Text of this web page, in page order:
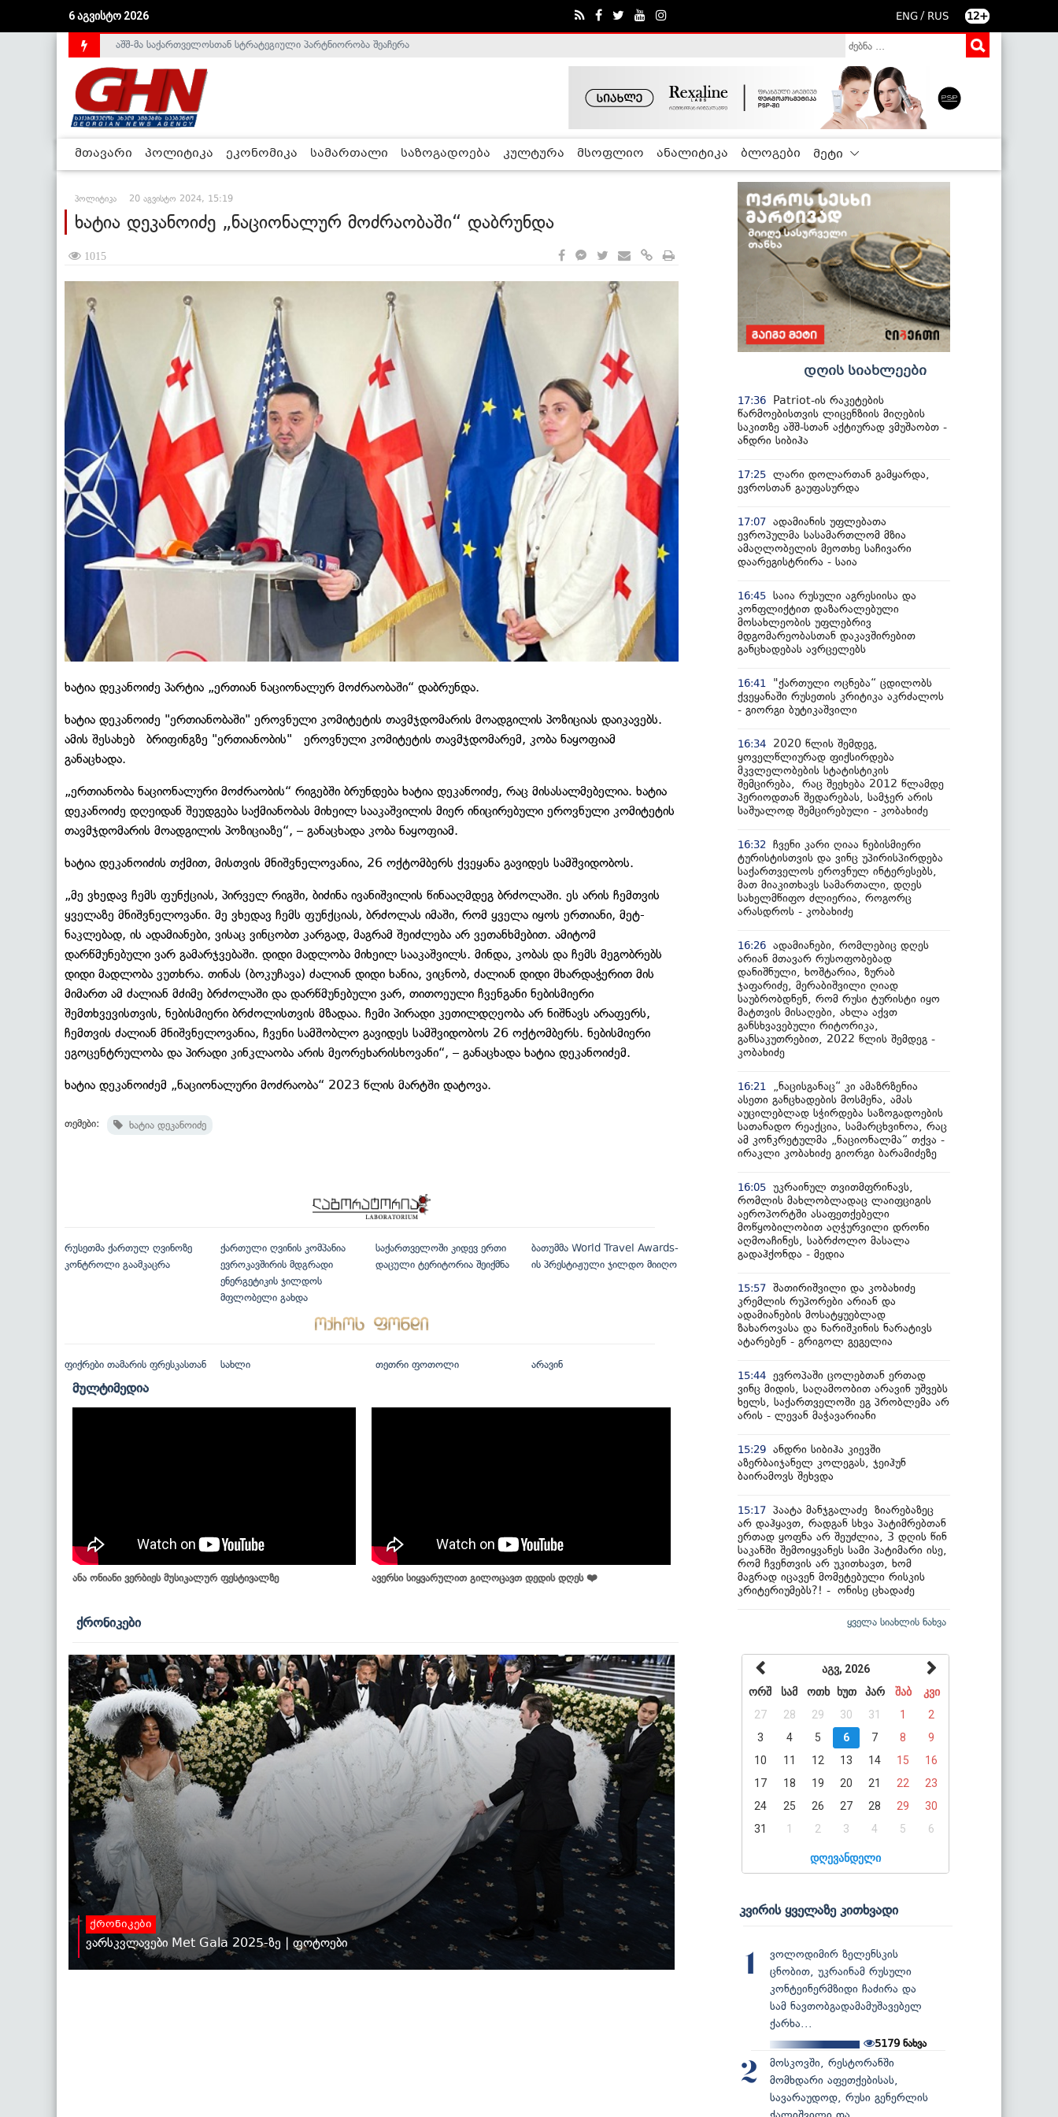
6 აგვისტო 2026 ENG / RUS 12+
საქართველოს დე-ფაქტო მთავრობა არალეგიტიმურია - ჰელსინკის კომისია
მთავარი პოლიტიკა ეკონომიკა სამართალი საზოგადოება კულტურა მსოფლიო ანალიტიკა ბლოგები მეტი
პოლიტიკა 20 აგვისტო 2024, 15:19
ხატია დეკანოიძე „ნაციონალურ მოძრაობაში“ დაბრუნდა
1015
ხატია დეკანოიძე პარტია „ერთიან ნაციონალურ მოძრაობაში“ დაბრუნდა.
ხატია დეკანოიძე "ერთიანობაში" ეროვნული კომიტეტის თავმჯდომარის მოადგილის პოზიციას დაიკავებს.
ამის შესახებ ბრიფინგზე "ერთიანობის" ეროვნული კომიტეტის თავმჯდომარემ, კობა ნაყოფიამ
განაცხადა.
„ერთიანობა ნაციონალური მოძრაობის“ რიგებში ბრუნდება ხატია დეკანოიძე, რაც მისასალმებელია. ხატია
დეკანოიძე დღეიდან შეუდგება საქმიანობას მიხეილ სააკაშვილის მიერ ინიცირებული ეროვნული კომიტეტის
თავმჯდომარის მოადგილის პოზიციაზე“, – განაცხადა კობა ნაყოფიამ.
ხატია დეკანოიძის თქმით, მისთვის მნიშვნელოვანია, 26 ოქტომბერს ქვეყანა გავიდეს სამშვიდობოს.
„მე ვხედავ ჩემს ფუნქციას, პირველ რიგში, ბიძინა ივანიშვილის წინააღმდეგ ბრძოლაში. ეს არის ჩემთვის
ყველაზე მნიშვნელოვანი. მე ვხედავ ჩემს ფუნქციას, ბრძოლას იმაში, რომ ყველა იყოს ერთიანი, მეტ-
ნაკლებად, ის ადამიანები, ვისაც ვინცობთ კარგად, მაგრამ შეიძლება არ ვეთანხმებით. ამიტომ
დარწმუნებული ვარ გამარჯვებაში. დიდი მადლობა მიხეილ სააკაშვილს. მინდა, კობას და ჩემს მეგობრებს
დიდი მადლობა ვუთხრა. თინას (ბოკუჩავა) ძალიან დიდი ხანია, ვიცნობ, ძალიან დიდი მხარდაჭერით მის
მიმართ ამ ძალიან მძიმე ბრძოლაში და დარწმუნებული ვარ, თითოეული ჩვენგანი ნებისმიერი
შემთხვევისთვის, ნებისმიერი ბრძოლისთვის მზადაა. ჩემი პირადი კეთილდღეობა არ ნიშნავს არაფერს,
ჩემთვის ძალიან მნიშვნელოვანია, ჩვენი სამშობლო გავიდეს სამშვიდობოს 26 ოქტომბერს. ნებისმიერი
ეგოცენტრულობა და პირადი კინკლაობა არის მეორეხარისხოვანი“, – განაცხადა ხატია დეკანოიძემ.
ხატია დეკანოიძემ „ნაციონალური მოძრაობა“ 2023 წლის მარტში დატოვა.
თემები: ხატია დეკანოიძე
რუსეთმა ქართულ ღვინოზე
კონტროლი გაამკაცრა
ქართული ღვინის კომპანია
ევროკავშირის მდგრადი
ენერგეტიკის ჯილდოს
მფლობელი გახდა
საქართველოში კიდევ ერთი
დაცული ტერიტორია შეიქმნა
ბათუმმა World Travel Awards-
ის პრესტიჟული ჯილდო მიიღო
ფიქრები თამარის ფრესკასთან სახლი თეთრი ფოთოლი არავინ
მულტიმედია
ანა ონიანი ვერბიეს მუსიკალურ ფესტივალზე ავერსი სიყვარულით გილოცავთ დედის დღეს ❤️
ქრონიკები
ქრონიკები
ვარსკვლავები Met Gala 2025-ზე | ფოტოები
დღის სიახლეები
17:36
Patriot-ის რაკეტების
წარმოებისთვის ლიცენზიის მიღების
საკითზე აშშ-სთან აქტიურად ვმუშაობთ -
ანდრი სიბიჰა
17:25 ლარი დოლართან გამყარდა,
ევროსთან გაუფასურდა
17:07 ადამიანის უფლებათა
ევროპულმა სასამართლომ მზია
ამაღლობელის მეოთხე საჩივარი
დაარეგისტრირა - საია
16:45 საია რუსული აგრესიისა და
კონფლიქტით დაზარალებული
მოსახლეობის უფლებრივ
მდგომარეობასთან დაკავშირებით
განცხადებას ავრცელებს
16:41
"ქართული ოცნება“ ცდილობს
ქვეყანაში რუსეთის კრიტიკა აკრძალოს
- გიორგი ბუტიკაშვილი
16:34
2020 წლის შემდეგ,
ყოველწლიურად ფიქსირდება
მკვლელობების სტატისტიკის
შემცირება, რაც შეეხება 2012 წლამდე
პერიოდთან შედარებას, სამჯერ არის
საშუალოდ შემცირებული - კობახიძე
16:32
ჩვენი კარი ღიაა ნებისმიერი
ტურისტისთვის და ვინც უპირისპირდება
საქართველოს ეროვნულ ინტერესებს,
მათ მიაკითხავს სამართალი, დღეს
სახელმწიფო ძლიერია, როგორც
არასდროს - კობახიძე
16:26 ადამიანები, რომლებიც დღეს
არიან მთავარ რუსოფობებად
დანიშნული, ხოშტარია, ზურაბ
ჯაფარიძე, მერაბიშვილი ღიად
საუბრობდნენ, რომ რუსი ტურისტი იყო
მატთვის მისაღები, ახლა აქვთ
განსხვავებული რიტორიკა,
განსაკუთრებით, 2022 წლის შემდეგ -
კობახიძე
16:21
„ნაცისგანაც“ კი ამაზრზენია
ასეთი განცხადების მოსმენა, ამას
აუცილებლად სჭირდება საზოგადოების
სათანადო რეაქცია, სამარცხვინოა, რაც
ამ კონკრეტულმა „ნაციონალმა“ თქვა -
ირაკლი კობახიძე გიორგი ბარამიძეზე
16:05 უკრაინულ თვითმფრინავს,
რომლის მახლობლადაც ლაიფციგის
აეროპორტში ასაფეთქებელი
მოწყობილობით აღჭურვილი დრონი
აღმოაჩინეს, საბრძოლო მასალა
გადაჰქონდა - მედია
15:57 შათირიშვილი და კობახიძე
კრემლის რუპორები არიან და
ადამიანების მოსატყუებლად
ზახაროვასა და ნარიშკინის ნარატივს
ატარებენ - გრიგოლ გეგელია
15:44 ევროპაში ცოლებთან ერთად
ვინც მიდის, საღამოობით არავინ უშვებს
ხელს, საქართველოში ეგ პრობლემა არ
არის - ლევან მაჭავარიანი
15:29 ანდრი სიბიჰა კიევში
აზერბაიჯანელ კოლეგას, ჯეიჰუნ
ბაირამოვს შეხვდა
15:17 პაატა მანჯგალაძე ზიარებაზეც
არ დაჰყავთ, რადგან სხვა პატიმრებთან
ერთად ყოფნა არ შეუძლია, 3 დღის წინ
საკანში შემოიყვანეს სამი პატიმარი ისე,
რომ ჩვენთვის არ უკითხავთ, ხომ
მაგრად იცავენ მომეტებული რისკის
კრიტერიუმებს?! - ონისე ცხადაძე
ყველა სიახლის ნახვა
აგვ, 2026
ორშ
სამ ოთხ ხუთ პარ შაბ
კვი
27
28 29 30 31 1
2
3
4 5 6 7 8
9
10
11 12 13 14 15
16
17
18 19 20 21 22
23
24
25 26 27 28 29
30
31
1 2 3 4 5 6
დღევანდელი
კვირის ყველაზე კითხვადი
1
ვოლოდიმირ ზელენსკის
ცნობით, უკრაინამ რუსული
კონტეინერმზიდი ჩაძირა და
სამ ნავთობგადამამუშავებელ
ქარხა...
5179 ნახვა
2
მოსკოვში, რესტორანში
მომხდარი აფეთქებისას,
სავარაუდოდ, რუსი გენერლის